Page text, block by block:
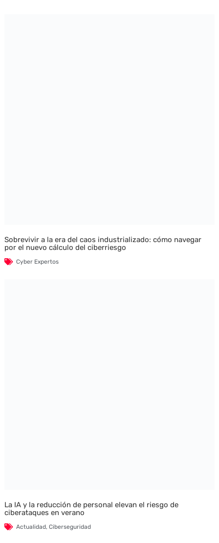
Sobrevivir a la era del caos industrializado: cómo navegar
por el nuevo cálculo del ciberriesgo
Cyber Expertos
La IA y la reducción de personal elevan el riesgo de
ciberataques en verano
Actualidad, Ciberseguridad